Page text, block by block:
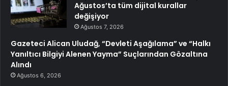
Ağustos’ta tüm dijital kurallar
değişiyor
Ağustos 7, 2026
Gazeteci Alican Uludağ, “Devleti Aşağılama” ve “Halkı
Yanıltıcı Bilgiyi Alenen Yayma” Suçlarından Gözaltına
Alındı
Ağustos 6, 2026